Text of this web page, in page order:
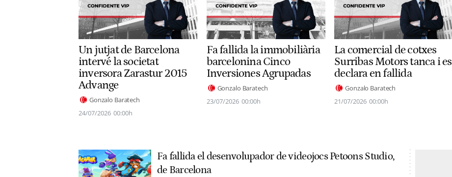
Un jutjat de Barcelona
intervé la societat
inversora Zarastur 2015
Advange
Gonzalo Baratech
24/07/2026 00:00h
Fa fallida la immobiliària
barcelonina Cinco
Inversiones Agrupadas
Gonzalo Baratech
23/07/2026 00:00h
La comercial de cotxes
Surribas Motors tanca i es
declara en fallida
Gonzalo Baratech
21/07/2026 00:00h
Fa fallida el desenvolupador de videojocs Petoons Studio,
de Barcelona